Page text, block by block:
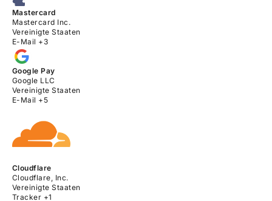
Mastercard
Firma:
Mastercard Inc.
Verarbeitungsort:
Vereinigte Staaten
Verarbeitete personenbezogene Daten:
E-Mail +3
Google Pay
Firma:
Google LLC
Verarbeitungsort:
Vereinigte Staaten
Verarbeitete personenbezogene Daten:
E-Mail +5
Cloudflare
Firma:
Cloudflare, Inc.
Verarbeitungsort:
Vereinigte Staaten
Verarbeitete personenbezogene Daten:
Tracker +1